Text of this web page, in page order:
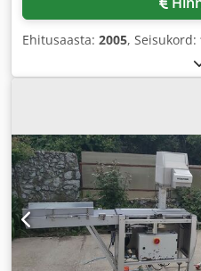
Ehitusaasta: 2005, Seisukord: